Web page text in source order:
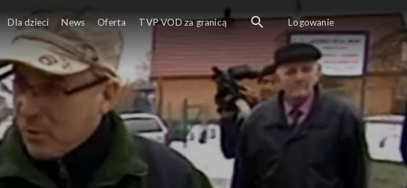
Dla dzieci News Oferta TVP VOD za granicą Logowanie